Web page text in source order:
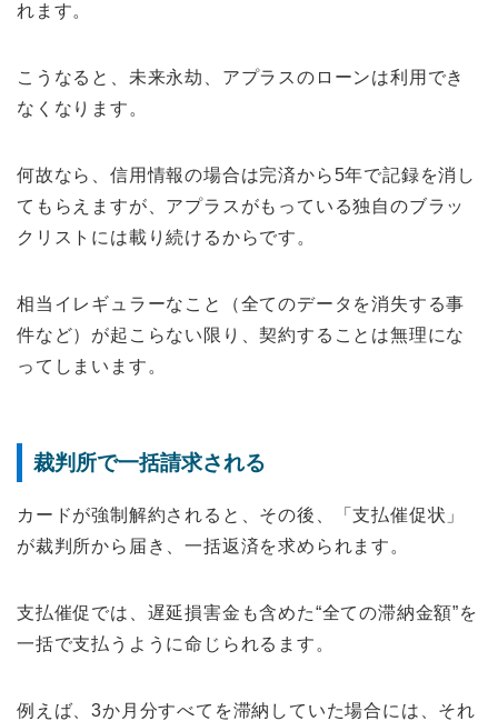
れます。
こうなると、未来永劫、アプラスのローンは利用でき
なくなります。
何故なら、信用情報の場合は完済から5年で記録を消し
てもらえますが、アプラスがもっている独自のブラッ
クリストには載り続けるからです。
相当イレギュラーなこと（全てのデータを消失する事
件など）が起こらない限り、契約することは無理にな
ってしまいます。
裁判所で一括請求される
カードが強制解約されると、その後、「支払催促状」
が裁判所から届き、一括返済を求められます。
支払催促では、遅延損害金も含めた“全ての滞納金額”を
一括で支払うように命じられるます。
例えば、3か月分すべてを滞納していた場合には、それ